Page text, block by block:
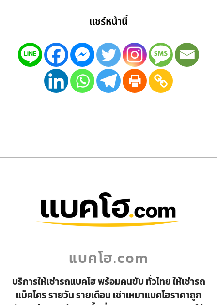
แชร์หน้านี้
แบคโฮ.com
บริการให้เช่ารถแบคโฮ พร้อมคนขับ ทั่วไทย ให้เช่ารถ
แม็คโคร รายวัน รายเดือน เช่าเหมาแบคโฮราคาถูก